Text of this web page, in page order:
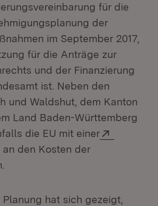
für die
der
im September 2017,
für die Anträge zur
und der Finanzierung
ist. Neben den
und Waldshut, dem Kanton
Land Baden-Württemberg
die EU mit einer
Fenster)
den Kosten der
hat sich gezeigt,